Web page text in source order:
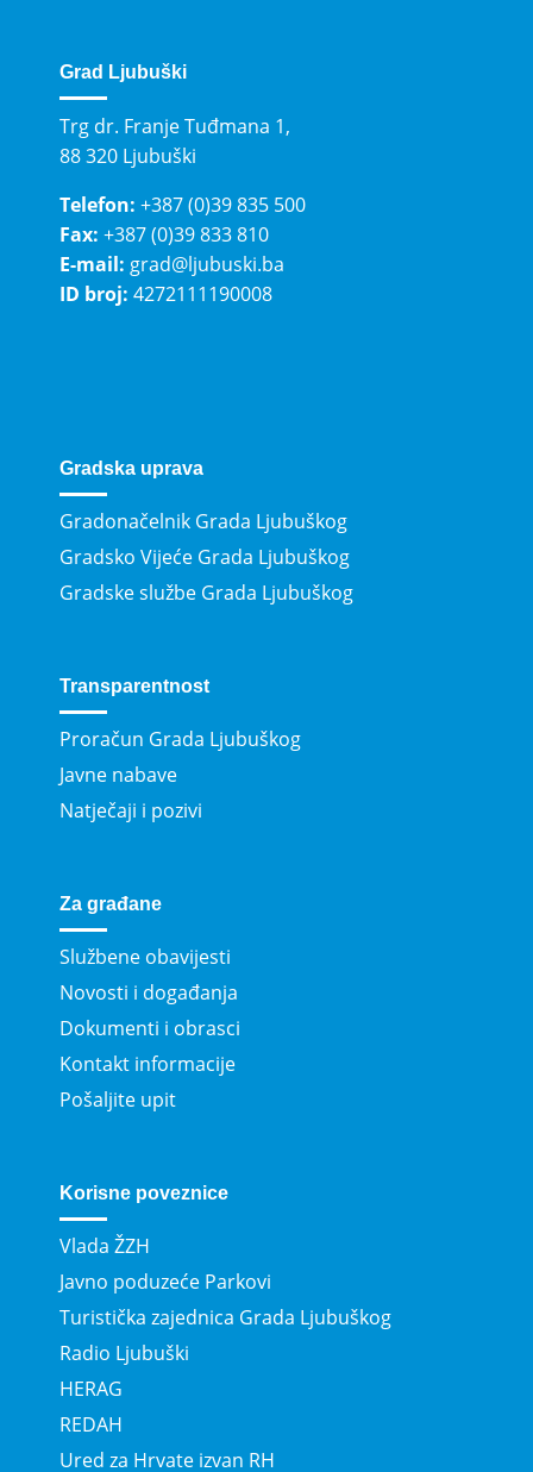
Grad Ljubuški
Trg dr. Franje Tuđmana 1,
88 320 Ljubuški
Telefon: +387 (0)39 835 500
Fax: +387 (0)39 833 810
E-mail: grad@ljubuski.ba
ID broj: 4272111190008
Gradska uprava
Gradonačelnik Grada Ljubuškog
Gradsko Vijeće Grada Ljubuškog
Gradske službe Grada Ljubuškog
Transparentnost
Proračun Grada Ljubuškog
Javne nabave
Natječaji i pozivi
Za građane
Službene obavijesti
Novosti i događanja
Dokumenti i obrasci
Kontakt informacije
Pošaljite upit
Korisne poveznice
Vlada ŽZH
Javno poduzeće Parkovi
Turistička zajednica Grada Ljubuškog
Radio Ljubuški
HERAG
REDAH
Ured za Hrvate izvan RH